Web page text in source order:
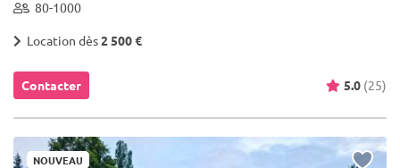
80-1000
Location dès2 500 €
Contacter 5.0 (25)
NOUVEAU